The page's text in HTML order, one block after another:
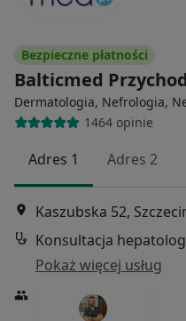
Bezpieczne płatności
Balticmed
Dermatologia, Nefrologia,
1464 opinie
Adres 1 Adres 2
Kaszubska 52,
Konsultacja
Pokaż więcej usług